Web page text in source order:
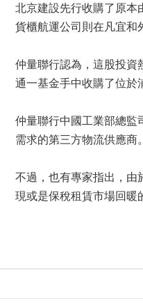
北京建設先行收購了原本
貨櫃航運公司則在凡宜和
仲量聯行認為，這股投資
通一基金手中收購了位於
仲量聯行中國工業部總監
需求的第三方物流供應商
不過，也有專家指出，由
現或是保稅租賃市場回暖